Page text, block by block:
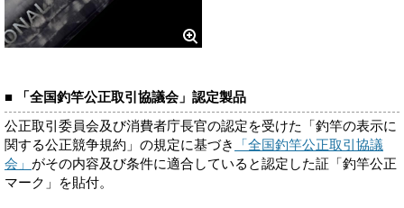
■ 「全国釣竿公正取引協議会」認定製品
公正取引委員会及び消費者庁長官の認定を受けた「釣竿の表示に
関する公正競争規約」の規定に基づき
「全国釣竿公正取引協議
会」 がその内容及び条件に適合していると認定した証「釣竿公正
マーク」を貼付。